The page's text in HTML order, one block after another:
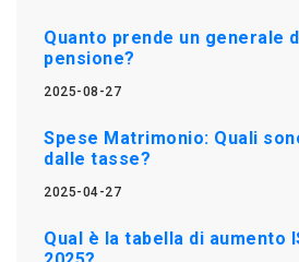
Quanto prende un generale
pensione?
2025-08-27
Spese Matrimonio: Quali
dalle tasse?
2025-04-27
Qual è la tabella di aumento